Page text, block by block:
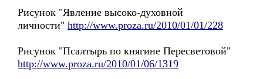
Рисунок "Явление высоко-духовной
личности" http://www.proza.ru/2010/01/01/228
Рисунок "Псалтырь по княгине Пересветовой"
http://www.proza.ru/2010/01/06/1319